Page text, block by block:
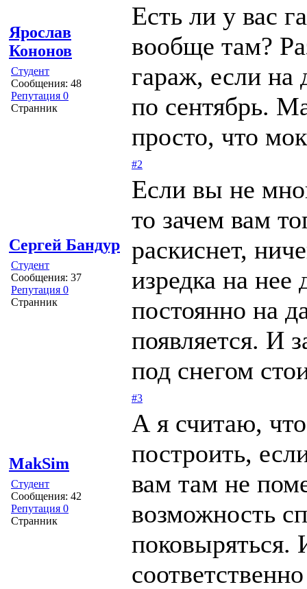
Ярослав
Кононов
Студент
Сообщения: 48
Репутация 0
Странник
Есть ли у вас
вообще там?
гараж, если на
по сентябрь.
просто, что
Сергей Бандур
Студент
Сообщения: 37
Репутация 0
Странник
#2
Если вы не
то зачем вам
раскиснет,
изредка на
постоянно на
появляется. И
под снегом
MakSim
Студент
Сообщения: 42
Репутация 0
Странник
#3
А я считаю,
построить,
вам там не
возможность